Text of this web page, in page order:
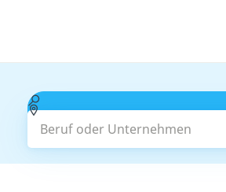
Beruf oder Unternehmen